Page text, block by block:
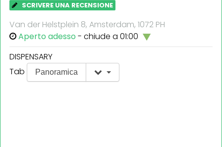
SCRIVERE UNA RECENSIONE
Van der Helstplein 8, Amsterdam, 1072 PH
Aperto adesso - chiude a 01:00
DISPENSARY
Tab
Panoramica